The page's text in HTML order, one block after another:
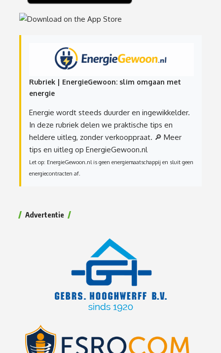
Rubriek | EnergieGewoon: slim omgaan met
energie
Energie wordt steeds duurder en ingewikkelder.
In deze rubriek delen we praktische tips en
heldere uitleg, zonder verkooppraat. 🔎 Meer
tips en uitleg op EnergieGewoon.nl
Let op: EnergieGewoon.nl is geen energiemaatschappij en sluit geen
energiecontracten af.
Advertentie